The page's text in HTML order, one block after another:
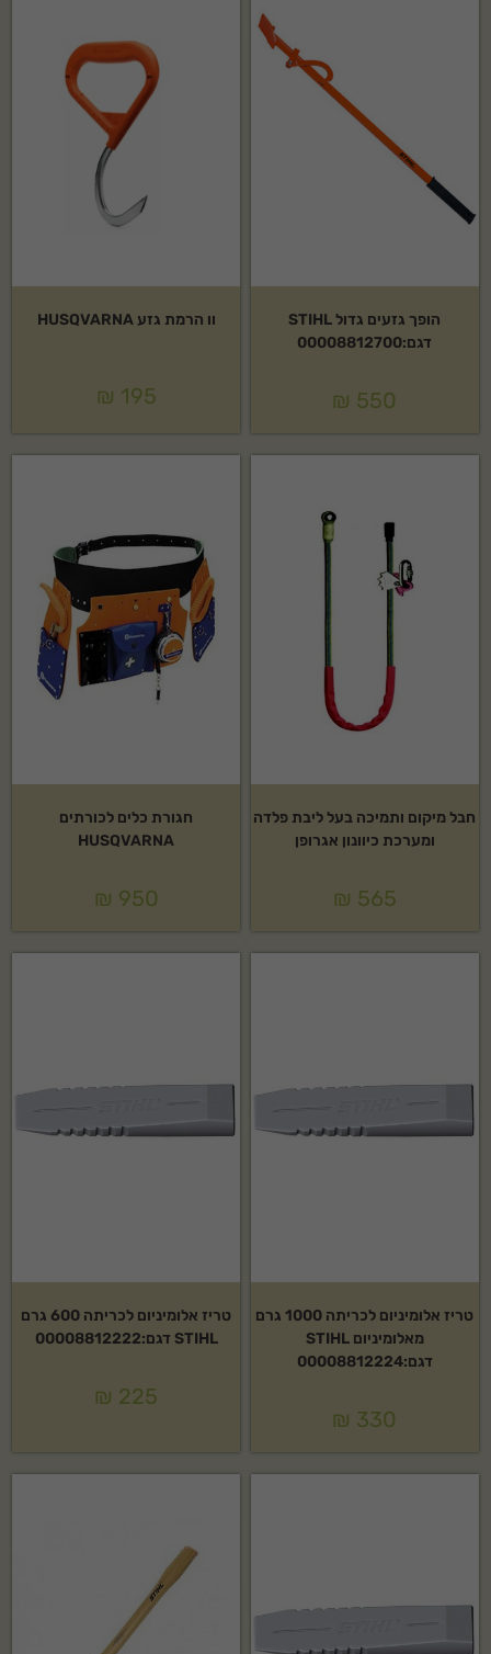
הופך גזעים גדול STIHL
דגם:00008812700
₪ 550
וו הרמת גזע HUSQVARNA
₪ 195
חבל מיקום ותמיכה בעל ליבת פלדה
ומערכת כיוונון אגרופן
₪ 565
חגורת כלים לכורתים
HUSQVARNA
₪ 950
טריז אלומיניום לכריתה 1000 גרם
מאלומיניום STIHL
דגם:00008812224
₪ 330
טריז אלומיניום לכריתה 600 גרם
STIHL דגם:00008812222
₪ 225